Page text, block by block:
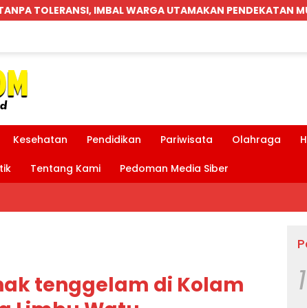
PENDEKATAN MUSYAWARAH Parkiran Indomaret
Kesehatan Pendidikan Pariwisata Olahraga
Tentang Kami Pedoman Media Siber
tenggelam di Kolam
1